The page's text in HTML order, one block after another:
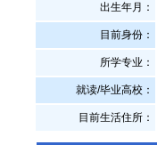
出生年月：
目前身份：
所学专业：
就读/毕业高校：
目前生活住所：